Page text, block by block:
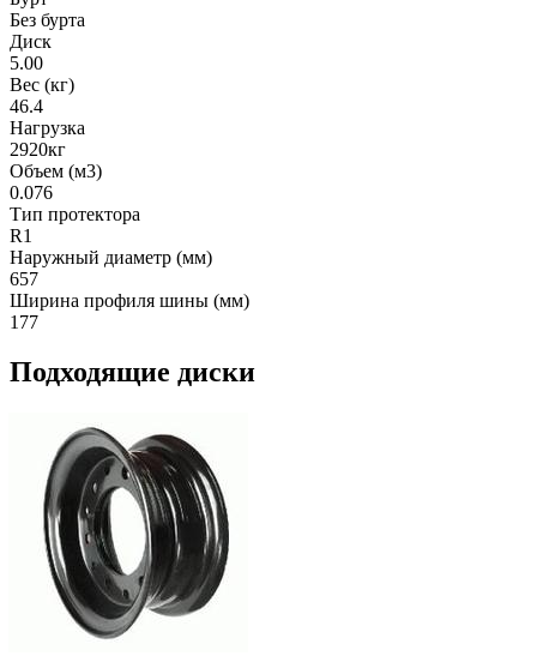
Без бурта
Диск
5.00
Вес (кг)
46.4
Нагрузка
2920кг
Объем (м3)
0.076
Тип протектора
R1
Наружный диаметр (мм)
657
Ширина профиля шины (мм)
177
Подходящие диски